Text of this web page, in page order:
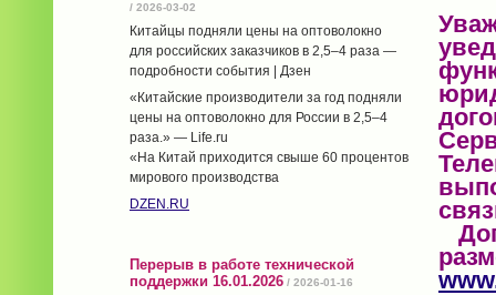
/ 2026-03-02
Китайцы подняли цены на оптоволокно
для российских заказчиков в 2,5–4 раза —
подробности события | Дзен
«Китайские производители за год подняли
цены на оптоволокно для России в 2,5–4
раза.» — Life.ru
«На Китай приходится свыше 60 процентов
мирового производства
DZEN.RU
Перерыв в работе технической
поддержки 16.01.2026 / 2026-01-16